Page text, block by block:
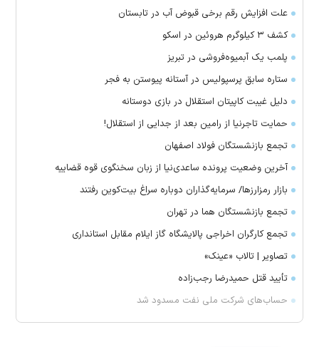
علت افزایش رقم برخی قبوض آب در تابستان
کشف ۳ کیلوگرم هروئین در اسکو
پلمب یک آبمیوه‌فروشی در تبریز
ستاره سابق پرسپولیس در آستانه پیوستن به فجر
دلیل غیبت کاپیتان استقلال در بازی دوستانه
حمایت تاجرنیا از رامین بعد از جدایی از استقلال!
تجمع بازنشستگان فولاد اصفهان
آخرین وضعیت پرونده ساعدی‌نیا از زبان سخنگوی قوه قضاییه
بازار رمزارز‌ها/ سرمایه‌گذاران دوباره سراغ بیت‌کوین رفتند
تجمع بازنشستگان هما در تهران
تجمع کارگران اخراجی پالایشگاه گاز ایلام مقابل استانداری
تصاویر | تالاب «عینک»
تأیید قتل حمیدرضا رجب‌زاده
حساب‌های شرکت ملی نفت مسدود شد